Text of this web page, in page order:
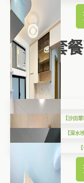
套
【沙田
【深水